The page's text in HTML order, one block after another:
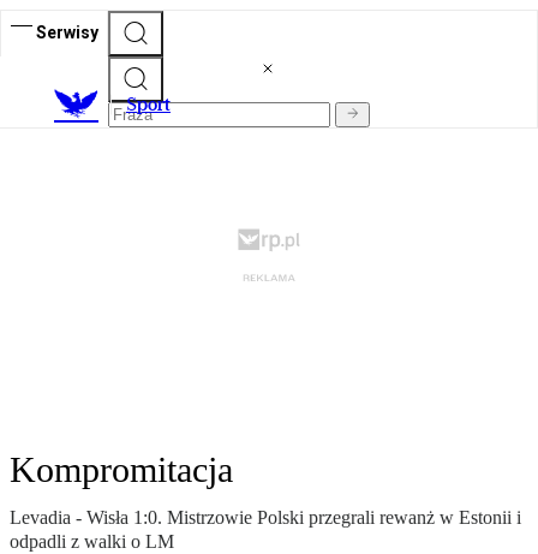
Serwisy
Sport
Kompromitacja
Levadia - Wisła 1:0. Mistrzowie Polski przegrali rewanż w Estonii i
odpadli z walki o LM